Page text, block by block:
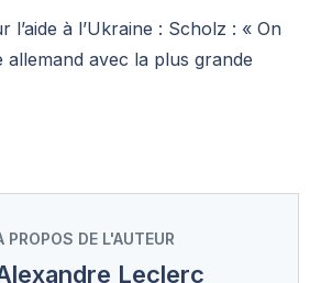
l’aide à l’Ukraine : Scholz : « On
allemand avec la plus grande
PROPOS DE L'AUTEUR
Leclerc